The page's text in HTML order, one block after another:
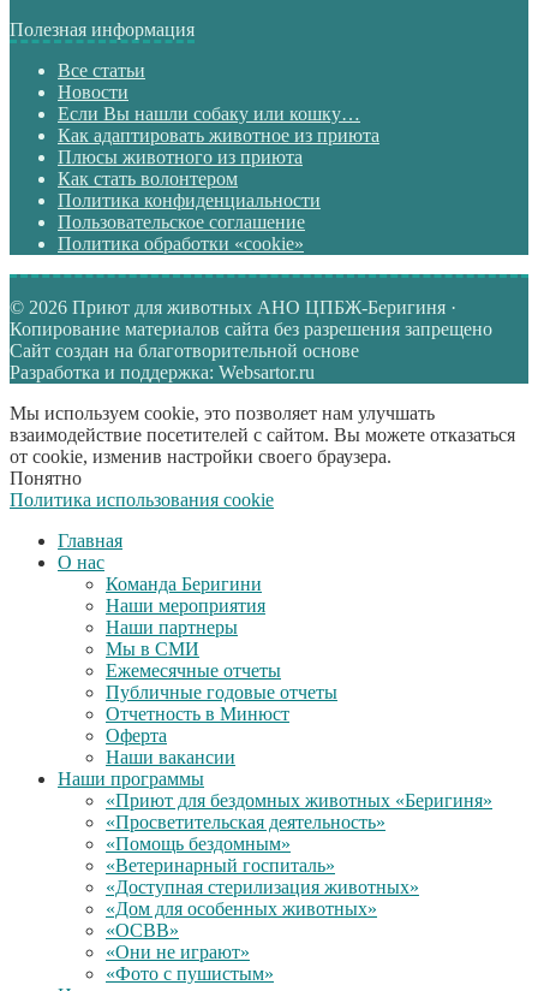
Полезная информация
Все статьи
Новости
Если Вы нашли собаку или кошку…
Как адаптировать животное из приюта
Плюсы животного из приюта
Как стать волонтером
Политика конфиденциальности
Пользовательское соглашение
Политика обработки «cookie»
© 2026 Приют для животных АНО ЦПБЖ-Беригиня ·
Копирование материалов сайта без разрешения запрещено
Сайт создан на благотворительной основе
Разработка и поддержка: Websartor.ru
Мы используем cookie, это позволяет нам улучшать
взаимодействие посетителей с сайтом. Вы можете отказаться
от cookie, изменив настройки своего браузера.
Понятно
Политика использования cookie
Главная
О нас
Команда Беригини
Наши мероприятия
Наши партнеры
Мы в СМИ
Ежемесячные отчеты
Публичные годовые отчеты
Отчетность в Минюст
Оферта
Наши вакансии
Наши программы
«Приют для бездомных животных «Беригиня»
«Просветительская деятельность»
«Помощь бездомным»
«Ветеринарный госпиталь»
«Доступная стерилизация животных»
«Дом для особенных животных»
«ОСВВ»
«Они не играют»
«Фото с пушистым»